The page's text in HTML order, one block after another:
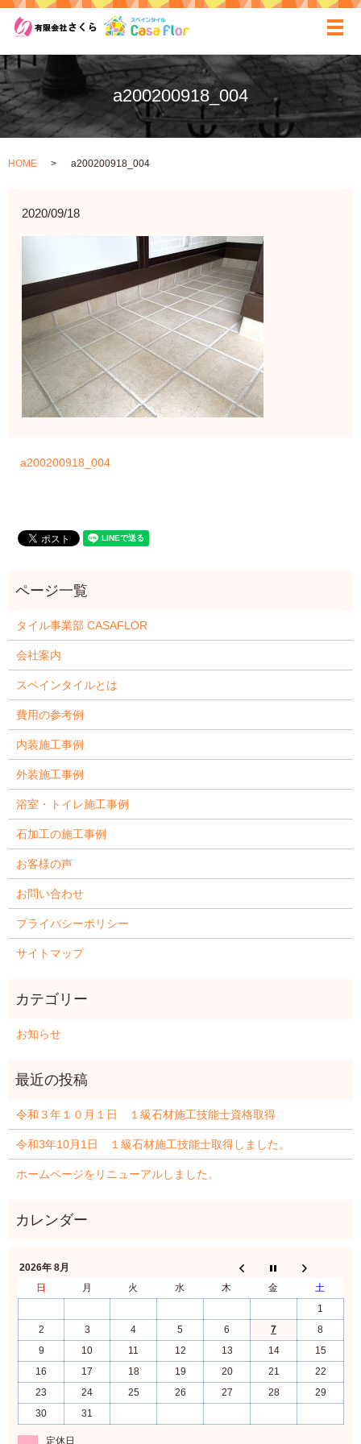
a200200918_004
HOME a200200918_004
2020/09/18
a200200918_004
タイル事業部 CASAFLOR
会社案内
スペインタイルとは
費用の参考例
内装施工事例
外装施工事例
浴室・トイレ施工事例
石加工の施工事例
お客様の声
お問い合わせ
プライバシーポリシー
サイトマップ
お知らせ
令和３年１０月１日 １級石材施工技能士資格取得
令和3年10月1日 １級石材施工技能士取得しました。
ホームページをリニューアルしました。
2026年 8月
日
月 火 水 木 金
土
1
2
3 4 5 6 7
8
9
10 11 12 13 14
15
16
17 18 19 20 21
22
23
24 25 26 27 28
29
30
31
定休日